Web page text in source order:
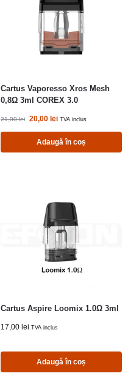
Cartus Vaporesso Xros Mesh
0,8Ω 3ml COREX 3.0
21,00lei 20,00 lei TVA inclus
Adaugă în coș
Cartus Aspire Loomix 1.0Ω 3ml
17,00 lei TVA inclus
Adaugă în coș